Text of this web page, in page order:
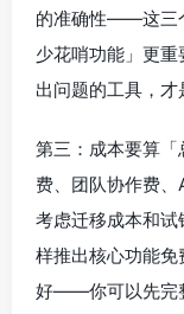
的准确性——这三
少花哨功能」更
出问题的工具，才
第三：成本要算
费、团队协作费
考虑迁移成本和
样推出核心功能
好——你可以先完